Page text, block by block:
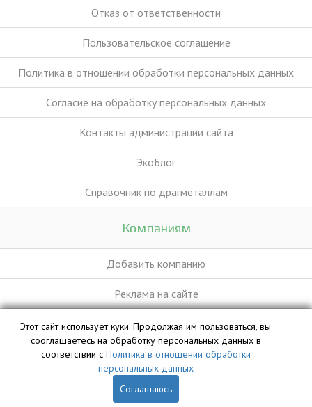
Отказ от ответственности
Пользовательское соглашение
Политика в отношении обработки персональных данных
Согласие на обработку персональных данных
Контакты администрации сайта
ЭкоБлог
Справочник по драгметаллам
Компаниям
Добавить компанию
Реклама на сайте
База данных сайта vyvoz.org является интеллектуальной
собственностью ООО «Профит» и охраняется законом.
Этот сайт использует куки. Продолжая им пользоваться, вы
сооглашаетесь на обработку персональных данных в
соответствии с Политика в отношении обработки
персональных данных
Соглашаюсь